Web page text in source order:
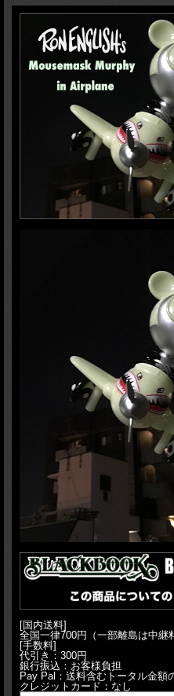
のUndeniable Qualityのソフビです！
WATCH OUT! HE'S ATTCKING FROM
HxW:15x15cm
[国内送料]
全国一律700円（一部離島は中継
[手数料]
代引き：300円
銀行振込：お客様負担
Pay Pal：送料含むトータル金額
クレジットカード：なし